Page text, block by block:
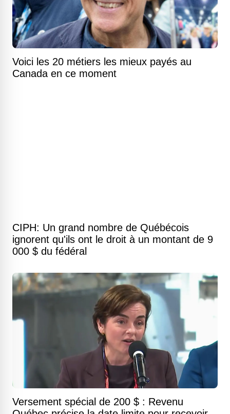
Voici les 20 métiers les mieux payés au
Canada en ce moment
CIPH: Un grand nombre de Québécois
ignorent qu'ils ont le droit à un montant de 9
000 $ du fédéral
Versement spécial de 200 $ : Revenu